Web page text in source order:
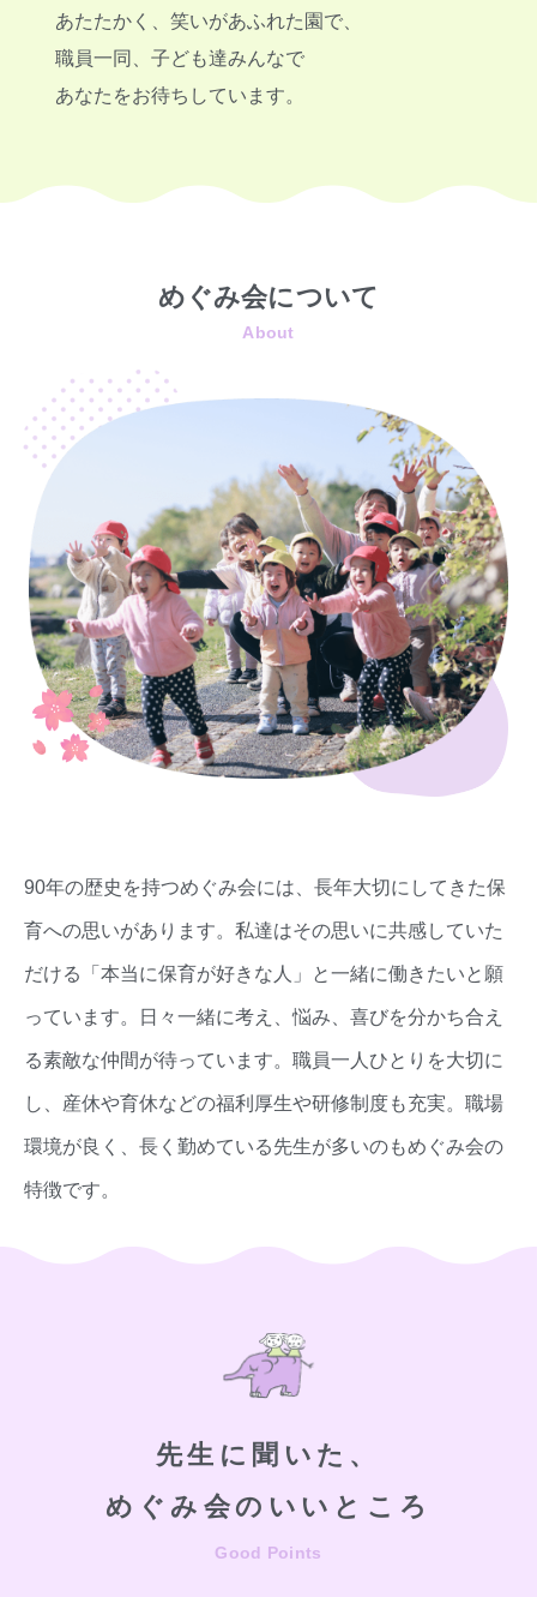
あたたかく、笑いがあふれた園で、
職員一同、子ども達みんなで
あなたをお待ちしています。
めぐみ会について
90年の歴史を持つめぐみ会には、長年大切にしてきた保
育への思いがあります。私達はその思いに共感していた
だける「本当に保育が好きな人」と一緒に働きたいと願
っています。日々一緒に考え、悩み、喜びを分かち合え
る素敵な仲間が待っています。職員一人ひとりを大切に
し、産休や育休などの福利厚生や研修制度も充実。職場
環境が良く、長く勤めている先生が多いのもめぐみ会の
特徴です。
先生に聞いた、
めぐみ会のいいところ